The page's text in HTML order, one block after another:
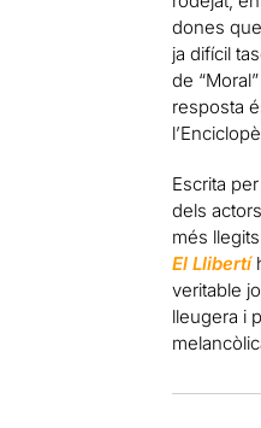
dones
ja difícil
de
resposta
Escrita per
dels
més
El Llibertí
veritable
lleugera i